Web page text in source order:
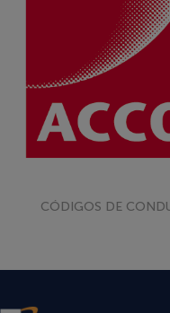
CÓDIGOS DE